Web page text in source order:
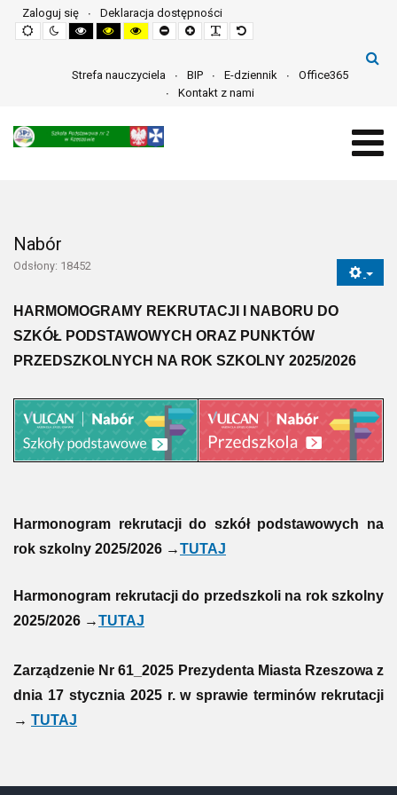
Zaloguj się
Deklaracja dostępności
Default
mode
Night
mode
High
contrast
mode
High
contrast
mode
High
contrast
mode
Set
smaller
Set
larger
Make
font
Set
default
Strefa nauczyciela
BIP E-dziennik
Office365
Kontakt z nami
Nabór
Odsłony: 18452
HARMOMOGRAMY REKRUTACJI I NABORU DO
SZKÓŁ PODSTAWOWYCH ORAZ PUNKTÓW
PRZEDSZKOLNYCH NA ROK SZKOLNY 2025/2026
Harmonogram rekrutacji do szkół podstawowych na
rok szkolny 2025/2026 →TUTAJ
Harmonogram rekrutacji do przedszkoli na rok szkolny
2025/2026 →TUTAJ
Zarządzenie Nr 61_2025 Prezydenta Miasta Rzeszowa z
dnia 17 stycznia 2025 r. w sprawie terminów rekrutacji
→ TUTAJ